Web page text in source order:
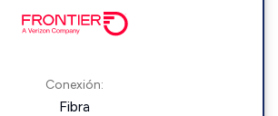
Conexión:
Fibra